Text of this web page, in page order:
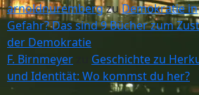
arnoldnurembergzuDemokratie in
Gefahr? Das sind 9 Bücher zum
der Demokratie
F. Birnmeyer
Geschichte zu
und Identität: Wo kommst du her?